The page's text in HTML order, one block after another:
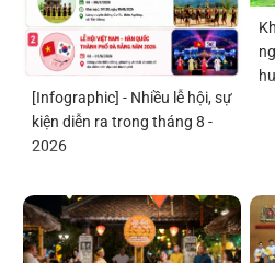
[Infographic] - Nhiều lễ hội, sự
kiện diễn ra trong tháng 8 -
2026